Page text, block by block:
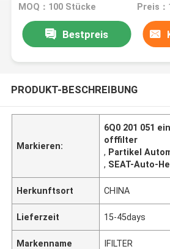
MOQ：100 Stücke
Bestpreis
PRODUKT-BESCHREIBUNG
Markieren:
6Q0 201 051
offfilter
, Partikel
, SEAT-Auto-
Herkunftsort CHINA
Lieferzeit 15-45days
Markenname IFILTER